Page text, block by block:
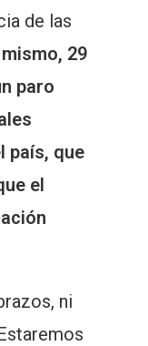
de las
29
paro
país, que
el
ni